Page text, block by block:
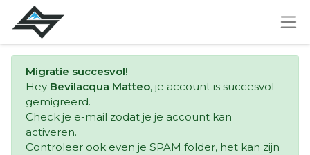
Migratie succesvol!
Hey Bevilacqua Matteo, je account is succesvol
gemigreerd.
Check je e-mail zodat je je account kan
activeren.
Controleer ook even je SPAM folder, het kan zijn